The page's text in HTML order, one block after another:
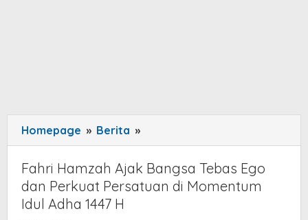
Homepage » Berita »
Hamzah
Ajak
Bangsa
Fahri Hamzah Ajak Bangsa Tebas Ego
dan Perkuat Persatuan di Momentum
Idul Adha 1447 H